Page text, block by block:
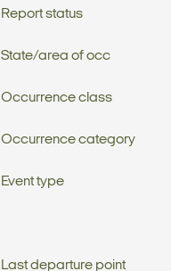
Report status
State/area of occ
Occurrence class
Occurrence category
Event type
Last departure point